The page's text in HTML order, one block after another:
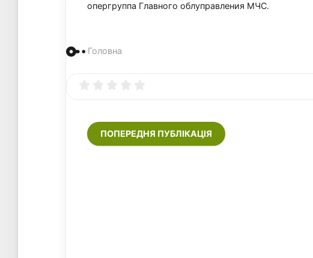
опергруппа Главного облуправления МЧС.
Головна
ПОПЕРЕДНЯ ПУБЛІКАЦІЯ